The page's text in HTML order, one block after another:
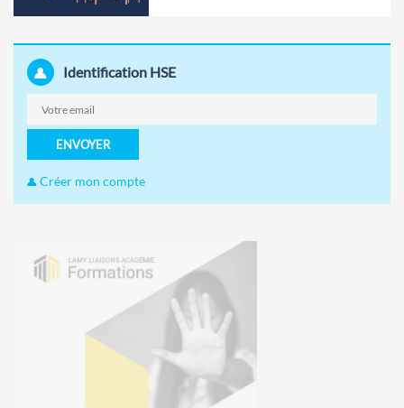
Identification HSE
ENVOYER
Créer mon compte